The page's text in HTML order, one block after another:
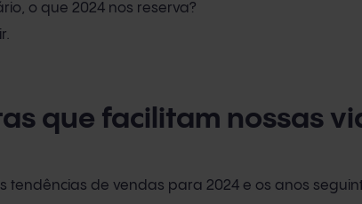
o que 2024 nos reserva?
que facilitam nossas
tendências de vendas para 2024 e os anos